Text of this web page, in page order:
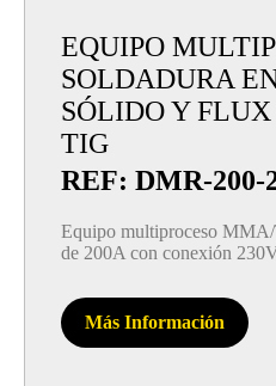
EQUIPO
SOLDADURA
SÓLIDO Y
TIG
REF: DMR-200-
Equipo multiproceso
de 200A con conexión
Más Información